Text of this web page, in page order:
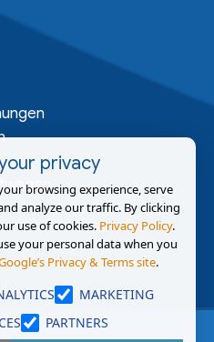
privacy
browsing experience, serve
analyze our traffic. By clicking
use of cookies. Privacy Policy.
your personal data when you
Privacy & Terms site.
MARKETING
PARTNERS